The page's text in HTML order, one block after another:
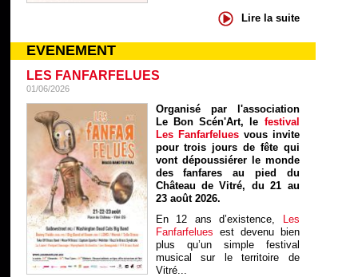
Lire la suite
EVENEMENT
LES FANFARFELUES
01/06/2026
Organisé par l'association
Le Bon Scén'Art, le festival
Les Fanfarfelues vous invite
pour trois jours de fête qui
vont dépoussiérer le monde
des fanfares au pied du
Château de Vitré, du 21 au
23 août 2026.
En 12 ans d’existence, Les
Fanfarfelues est devenu bien
plus qu’un simple festival
musical sur le territoire de
Vitré...